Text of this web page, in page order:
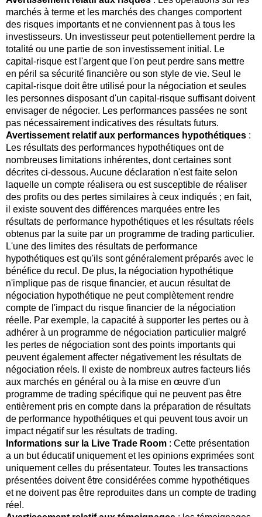
marchés à terme et les marchés des changes comportent
des risques importants et ne conviennent pas à tous les
investisseurs. Un investisseur peut potentiellement perdre la
totalité ou une partie de son investissement initial. Le
capital-risque est l'argent que l'on peut perdre sans mettre
en péril sa sécurité financière ou son style de vie. Seul le
capital-risque doit être utilisé pour la négociation et seules
les personnes disposant d'un capital-risque suffisant doivent
envisager de négocier. Les performances passées ne sont
pas nécessairement indicatives des résultats futurs.
Avertissement relatif aux performances hypothétiques :
Les résultats des performances hypothétiques ont de
nombreuses limitations inhérentes, dont certaines sont
décrites ci-dessous. Aucune déclaration n'est faite selon
laquelle un compte réalisera ou est susceptible de réaliser
des profits ou des pertes similaires à ceux indiqués ; en fait,
il existe souvent des différences marquées entre les
résultats de performance hypothétiques et les résultats réels
obtenus par la suite par un programme de trading particulier.
L'une des limites des résultats de performance
hypothétiques est qu'ils sont généralement préparés avec le
bénéfice du recul. De plus, la négociation hypothétique
n'implique pas de risque financier, et aucun résultat de
négociation hypothétique ne peut complètement rendre
compte de l'impact du risque financier de la négociation
réelle. Par exemple, la capacité à supporter les pertes ou à
adhérer à un programme de négociation particulier malgré
les pertes de négociation sont des points importants qui
peuvent également affecter négativement les résultats de
négociation réels. Il existe de nombreux autres facteurs liés
aux marchés en général ou à la mise en œuvre d'un
programme de trading spécifique qui ne peuvent pas être
entièrement pris en compte dans la préparation de résultats
de performance hypothétiques et qui peuvent tous avoir un
impact négatif sur les résultats de trading.
Informations sur la Live Trade Room : Cette présentation
a un but éducatif uniquement et les opinions exprimées sont
uniquement celles du présentateur. Toutes les transactions
présentées doivent être considérées comme hypothétiques
et ne doivent pas être reproduites dans un compte de trading
réel.